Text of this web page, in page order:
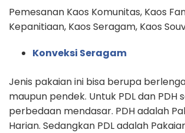
Pemesanan Kaos Komunitas, Kaos
Kepanitiaan, Kaos Seragam, Kaos
Konveksi Seragam
Jenis pakaian ini bisa berupa
maupun pendek. Untuk PDL dan PDH
perbedaan mendasar. PDH adalah
Harian. Sedangkan PDL adalah